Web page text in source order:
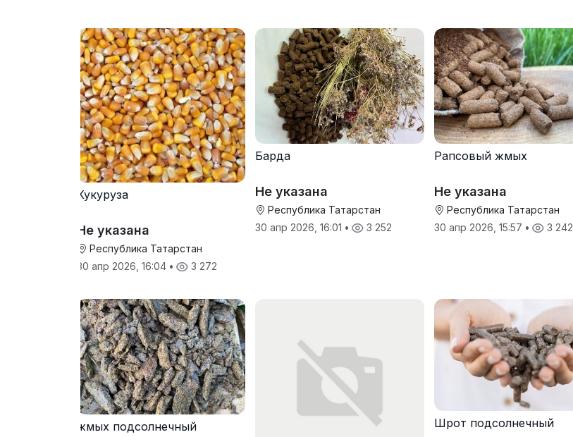
Кукуруза
Не указана
Республика Татарстан
30 апр 2026, 16:04 • 3 272
Барда
Не указана
Республика Татарстан
30 апр 2026, 16:01 • 3 252
Рапсовый жмых
Не указана
Республика Татарстан
30 апр 2026, 15:57 • 3 242
жмых подсолнечный Шрот подсолнечный